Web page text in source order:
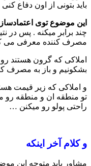
باید بتونی از اون دفاع کنی
این موضوع توی
چند برابر میکنه . پس در
مصرف کننده معرفی می
املاکی که گرون هستند رو
بشکونیم و باز به مصرف
و املاکی که زیر قیمت
تو منطقه ان و منطقه رو
راحتی پولو رو میکنن …
و کلام آخر اینکه
مشاور باید متوجه این